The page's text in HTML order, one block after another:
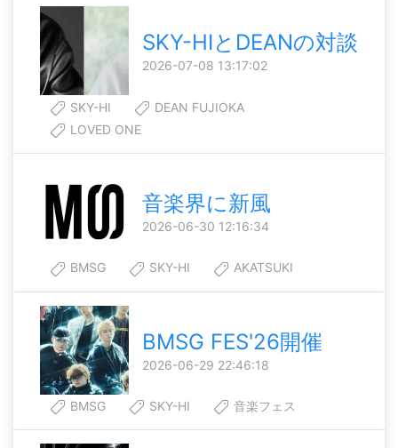
SKY-HIとDEANの対談
2026-07-08 13:17:02
SKY-HI
DEAN FUJIOKA
LOVED ONE
音楽界に新風
2026-06-30 12:16:34
BMSG SKY-HI AKATSUKI
BMSG FES'26開催
2026-06-29 22:46:18
BMSG SKY-HI 音楽フェス